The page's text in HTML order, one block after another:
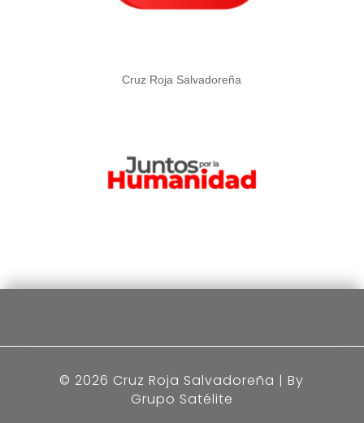
Cruz Roja Salvadoreña
© 2026 Cruz Roja Salvadoreña | By
Grupo Satélite